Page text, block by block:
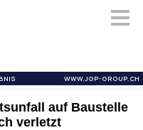
auf Baustelle
verletzt